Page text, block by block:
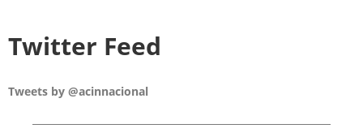
Twitter Feed
Tweets by @acinnacional